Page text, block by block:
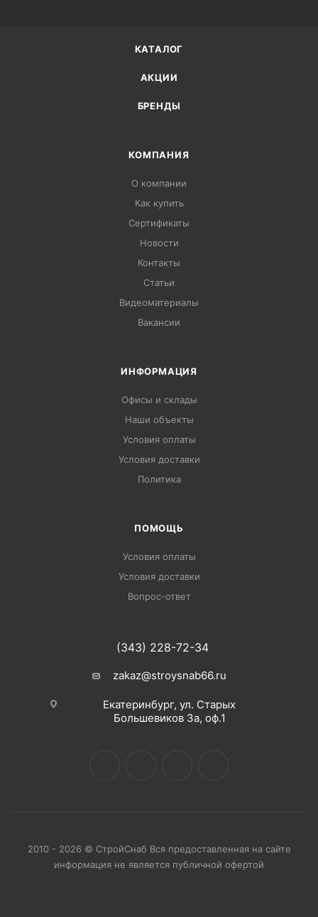
КАТАЛОГ
АКЦИИ
БРЕНДЫ
КОМПАНИЯ
О компании
Как купить
Сертификаты
Новости
Контакты
Статьи
Видеоматериалы
Вакансии
ИНФОРМАЦИЯ
Офисы и склады
Наши объекты
Условия оплаты
Условия доставки
Политика
ПОМОЩЬ
Условия оплаты
Условия доставки
Вопрос-ответ
(343) 228-72-34
zakaz@stroysnab66.ru
Екатеринбург, ул. Старых
Большевиков 3а, оф.1
2010 - 2026 © СтройСнаб Вся предоставленная на сайте
информация не является публичной офертой